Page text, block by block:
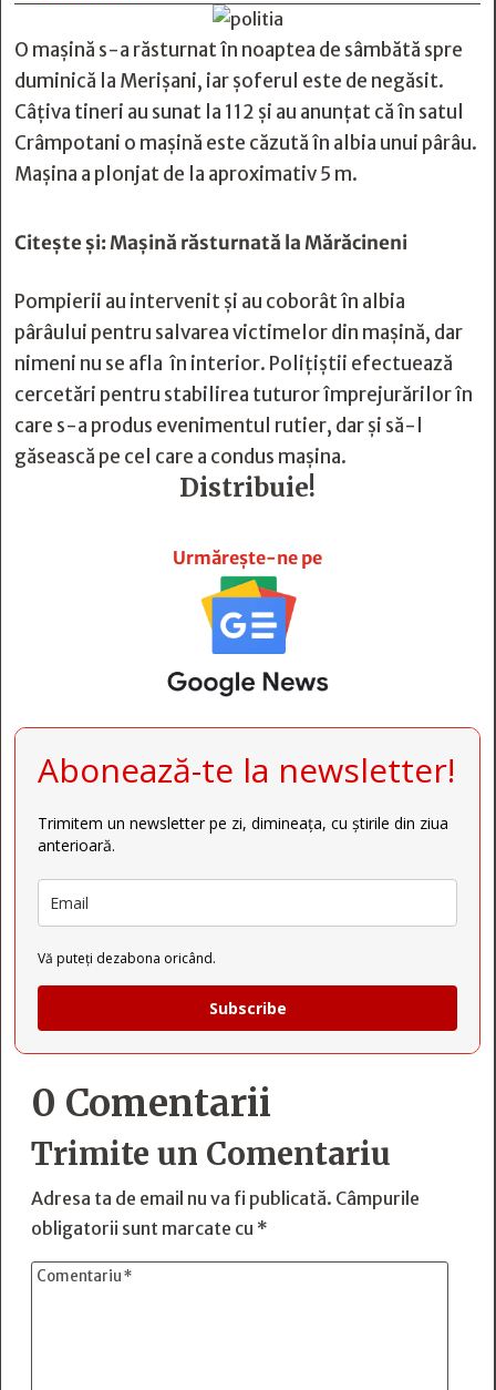
O mașină s-a răsturnat în noaptea de sâmbătă spre
duminică la Merișani, iar șoferul este de negăsit.
Câțiva tineri au sunat la 112 și au anunțat că în satul
Crâmpotani o mașină este căzută în albia unui pârâu.
Mașina a plonjat de la aproximativ 5 m.
Citește și:Mașină răsturnată la Mărăcineni
Pompierii au intervenit și au coborât în albia
pârâului pentru salvarea victimelor din mașină, dar
nimeni nu se afla în interior. Polițiștii efectuează
cercetări pentru stabilirea tuturor împrejurărilor în
care s-a produs evenimentul rutier, dar și să-l
găsească pe cel care a condus mașina.
Distribuie!
Urmărește-ne pe
Abonează-te la newsletter!
Trimitem un newsletter pe zi, dimineața, cu știrile din ziua
anterioară.
Vă puteți dezabona oricând.
Subscribe
0 Comentarii
Trimite un Comentariu
Adresa ta de email nu va fi publicată. Câmpurile
obligatorii sunt marcate cu *